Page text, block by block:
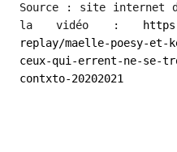
Source : site internet
la vidéo :
replay/maelle-poesy-et-
ceux-qui-errent-ne-se-
contxto-20202021